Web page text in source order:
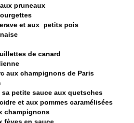
pruneaux
et aux petits pois
de canard
aux champignons de Paris
petite sauce aux quetsches
et aux pommes caramélisées
champignons